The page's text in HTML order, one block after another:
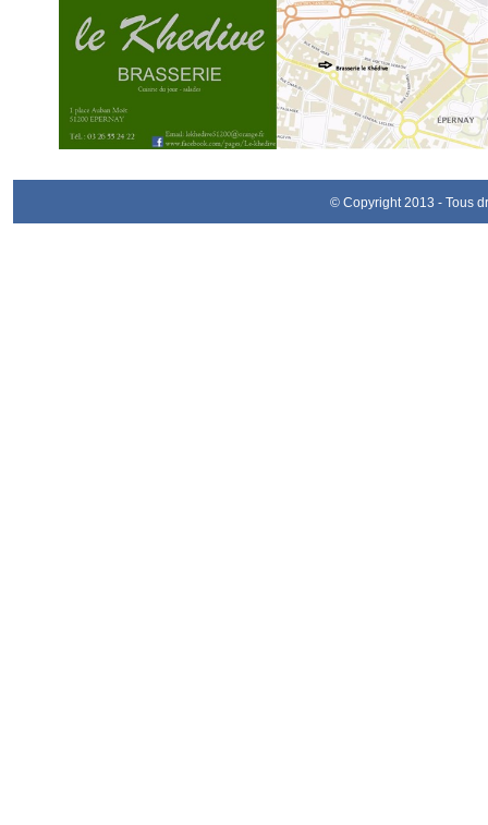
© Copyright 2013 - Tous